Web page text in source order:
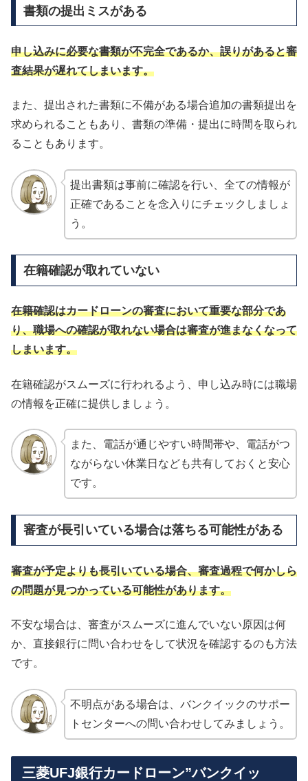
書類の提出ミスがある
申し込みに必要な書類が不完全であるか、誤りがあると審
査結果が遅れてしまいます。
また、提出された書類に不備がある場合追加の書類提出を
求められることもあり、書類の準備・提出に時間を取られ
ることもあります。
提出書類は事前に確認を行い、全ての情報が
正確であることを念入りにチェックしましょ
う。
在籍確認が取れていない
在籍確認はカードローンの審査において重要な部分であ
り、職場への確認が取れない場合は審査が進まなくなって
しまいます。
在籍確認がスムーズに行われるよう、申し込み時には職場
の情報を正確に提供しましょう。
また、電話が通じやすい時間帯や、電話がつ
ながらない休業日なども共有しておくと安心
です。
審査が長引いている場合は落ちる可能性がある
審査が予定よりも長引いている場合、審査過程で何かしら
の問題が見つかっている可能性があります。
不安な場合は、審査がスムーズに進んでいない原因は何
か、直接銀行に問い合わせをして状況を確認するのも方法
です。
不明点がある場合は、バンクイックのサポー
トセンターへの問い合わせしてみましょう。
三菱UFJ銀行カードローン”バンクイッ